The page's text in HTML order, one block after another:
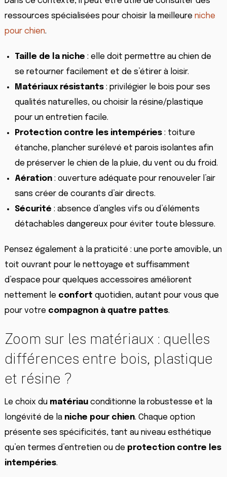
ressources spécialisées pour choisir la meilleure niche
pour chien.
Taille de la niche : elle doit permettre au chien de
se retourner facilement et de s’étirer à loisir.
Matériaux résistants: privilégier le bois pour ses
qualités naturelles, ou choisir la résine/plastique
pour un entretien facile.
Protection contre les intempéries: toiture
étanche, plancher surélevé et parois isolantes afin
de préserver le chien de la pluie, du vent ou du froid.
Aération: ouverture adéquate pour renouveler l’air
sans créer de courants d’air directs.
Sécurité : absence d’angles vifs ou d’éléments
détachables dangereux pour éviter toute blessure.
Pensez également à la praticité : une porte amovible, un
toit ouvrant pour le nettoyage et suffisamment
d’espace pour quelques accessoires améliorent
nettement le confort quotidien, autant pour vous que
pour votre compagnon à quatre pattes.
Zoom sur les matériaux : quelles
différences entre bois, plastique
et résine ?
Le choix du matériauconditionne la robustesse et la
longévité de la niche pour chien. Chaque option
présente ses spécificités, tant au niveau esthétique
qu’en termes d’entretien ou de protection contre les
intempéries.